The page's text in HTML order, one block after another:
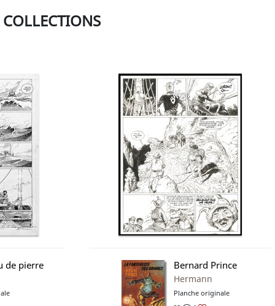
de pierre
Bernard Prince
Hermann
Planche originale